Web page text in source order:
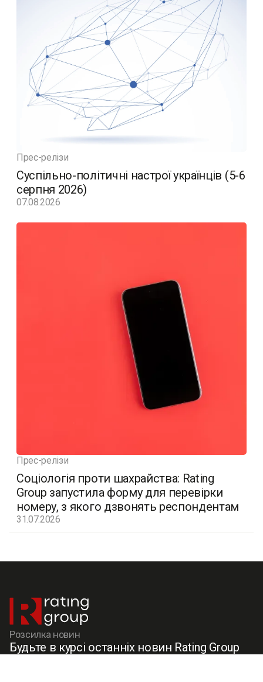
Прес-релізи
Суспільно-політичні настрої українців (5-6
серпня 2026)
07.08.2026
Прес-релізи
Соціологія проти шахрайства: Rating
Group запустила форму для перевірки
номеру, з якого дзвонять респондентам
31.07.2026
Розсилка новин
Будьте в курсі останніх новин Rating Group